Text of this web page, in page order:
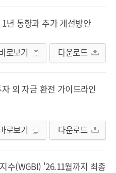
년 동향과 추가 개선방안
로보기 다운로드
외 자금 환전 가이드라인
로보기 다운로드
수(WGBI) '26.11월까지 최종